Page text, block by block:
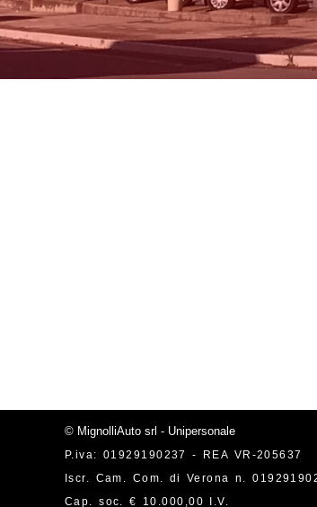
© MignolliAuto srl - Unipersonale
P.iva: 01929190237 - REA VR-205637
Iscr. Cam. Com. di Verona n.
Cap. soc. € 10.000,00 I.V.